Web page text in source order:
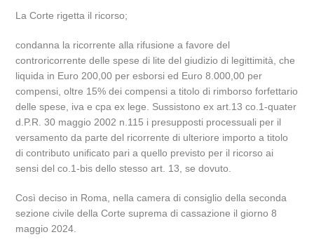
La Corte rigetta il ricorso;
condanna la ricorrente alla rifusione a favore del
controricorrente delle spese di lite del giudizio di legittimità, che
liquida in Euro 200,00 per esborsi ed Euro 8.000,00 per
compensi, oltre 15% dei compensi a titolo di rimborso forfettario
delle spese, iva e cpa ex lege. Sussistono ex art.13 co.1-quater
d.P.R. 30 maggio 2002 n.115 i presupposti processuali per il
versamento da parte del ricorrente di ulteriore importo a titolo
di contributo unificato pari a quello previsto per il ricorso ai
sensi del co.1-bis dello stesso art. 13, se dovuto.
Così deciso in Roma, nella camera di consiglio della seconda
sezione civile della Corte suprema di cassazione il giorno 8
maggio 2024.